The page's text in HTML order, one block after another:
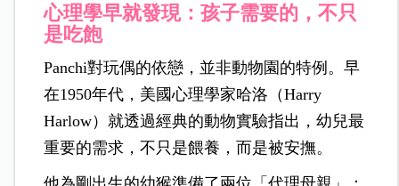
心理學早就發現：孩子需要的，不只
是吃飽
Panchi對玩偶的依戀，並非動物園的特例。早
在1950年代，美國心理學家哈洛（Harry
Harlow）就透過經典的動物實驗指出，幼兒最
重要的需求，不只是餵養，而是被安撫。